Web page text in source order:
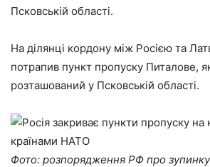
Псковській області.
На ділянці кордону між Росією та
потрапив пункт пропуску Питалове,
розташований у Псковській області.
Фото: розпорядження РФ про